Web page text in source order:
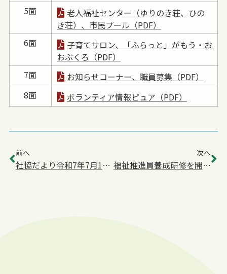
5面
老人福祉センター（ゆりのき荘、ひの
き荘）、市民プール（PDF）
6面
子育てサロン、「ふらっと」がもう・お
おぶくろ（PDF）
7面
お知らせコーナー、職員募集（PDF）
8面
ボランティア情報ピュア（PDF）
前へ
社協だより令和7年7月1日号を発行
次へ
福祉推進員養成研修を開催します